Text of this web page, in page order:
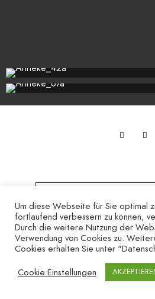
Impressum–
THORSTEN DONIG,
Um diese Webseite für Sie optimal
fortlaufend verbessern zu können,
Durch die weitere Nutzung der
Verwendung von Cookies zu.
Cookies erhalten Sie unter
Cookie Einstellungen